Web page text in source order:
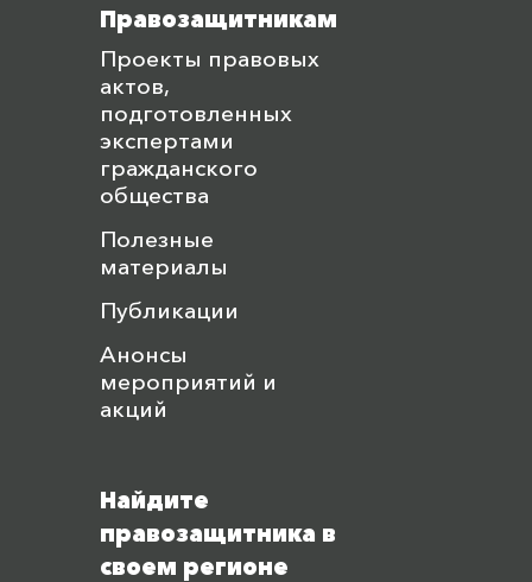
Правозащитникам
Проекты правовых
актов,
подготовленных
экспертами
гражданского
общества
Полезные
материалы
Публикации
Анонсы
мероприятий и
акций
Найдите
правозащитника в
своем регионе